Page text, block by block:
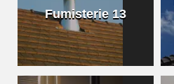
Fumisterie 13